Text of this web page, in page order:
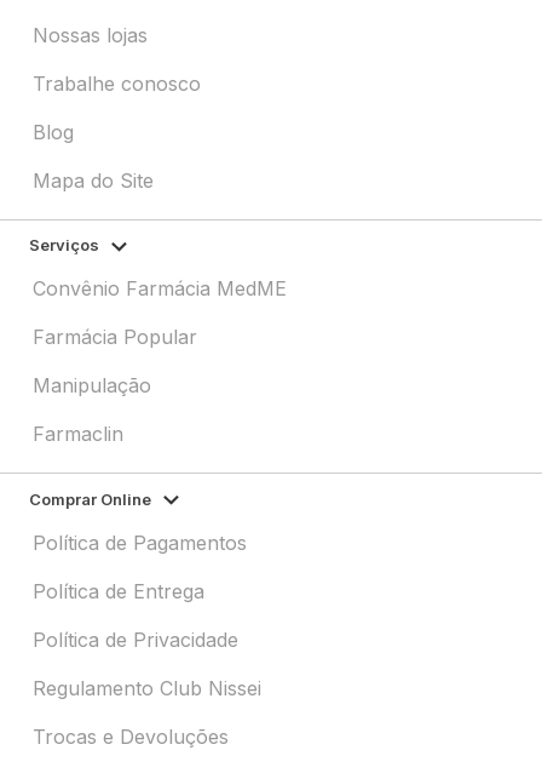
Nossas lojas
Trabalhe conosco
Blog
Mapa do Site
Serviços
Convênio Farmácia MedME
Farmácia Popular
Manipulação
Farmaclin
Comprar Online
Política de Pagamentos
Política de Entrega
Política de Privacidade
Regulamento Club Nissei
Trocas e Devoluções